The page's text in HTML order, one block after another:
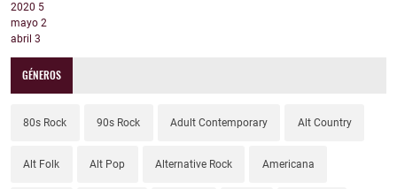
2020 5
mayo 2
abril 3
GÉNEROS
80s Rock 90s Rock Adult Contemporary Alt Country
Alt Folk Alt Pop Alternative Rock Americana